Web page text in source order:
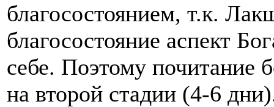
благосостоянием, т.к.
благосостояние аспект
себе. Поэтому почитание
на второй стадии (4-6